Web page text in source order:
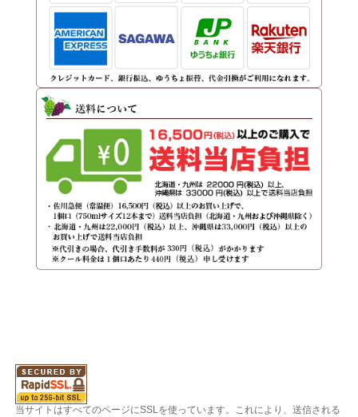
当サイトはすべてのページにSSLを使っています。これにより、送信される